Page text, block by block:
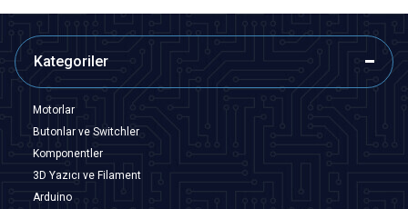
Kategoriler
Motorlar
Butonlar ve Switchler
Komponentler
3D Yazıcı ve Filament
Arduino